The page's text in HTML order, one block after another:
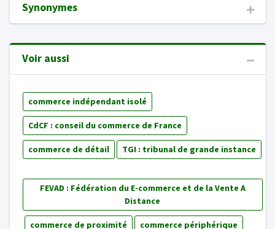
Synonymes
Voir aussi
commerce indépendant isolé
CdCF : conseil du commerce de France
commerce de détail TGI : tribunal de grande instance
FEVAD : Fédération du E-commerce et de la Vente A
Distance
commerce de proximité commerce périphérique